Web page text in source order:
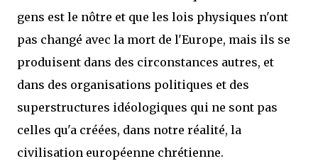
gens est le nôtre et que les lois physiques n'ont
pas changé avec la mort de l'Europe, mais ils se
produisent dans des circonstances autres, et
dans des organisations politiques et des
superstructures idéologiques qui ne sont pas
celles qu'a créées, dans notre réalité, la
civilisation européenne chrétienne.